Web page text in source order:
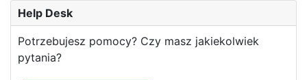
Help Desk
Potrzebujesz pomocy? Czy masz jakiekolwiek
pytania?